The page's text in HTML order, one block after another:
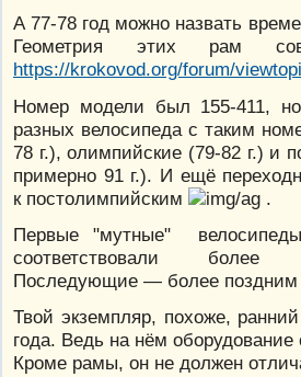
А 77-78 год можно назвать
Геометрия этих рам
https://krokovod.org/forum/
Номер модели был 155-411,
разных велосипеда с таким
78 г.), олимпийские (79-82 г.) и
примерно 91 г.). И ещё
к постолимпийским
.
Первые "мутные"
соответствовали
Последующие — более поздним
Твой экземпляр, похоже,
года. Ведь на нём оборудование
Кроме рамы, он не должен